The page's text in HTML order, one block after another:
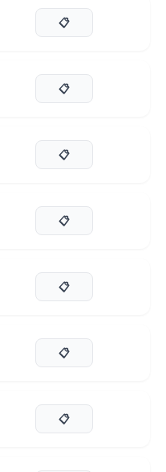
📋
📋
📋
📋
📋
📋
📋